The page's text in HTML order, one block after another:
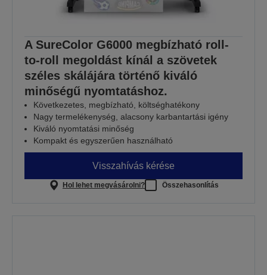
A SureColor G6000 megbízható roll-
to-roll megoldást kínál a szövetek
széles skálájára történő kiváló
minőségű nyomtatáshoz.
Következetes, megbízható, költséghatékony
Nagy termelékenység, alacsony karbantartási igény
Kiváló nyomtatási minőség
Kompakt és egyszerűen használható
Visszahívás kérése
Hol lehet megvásárolni? Összehasonlítás